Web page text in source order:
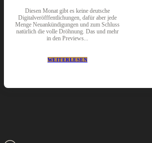
Diesen Monat gibt es keine deutsche
Digitalveröfffentlichungen, dafür aber jede
Menge Neuankündigungen und zum Schluss
natürlich die volle Dröhnung. Das und mehr
in den Previews...
WEITERLESEN